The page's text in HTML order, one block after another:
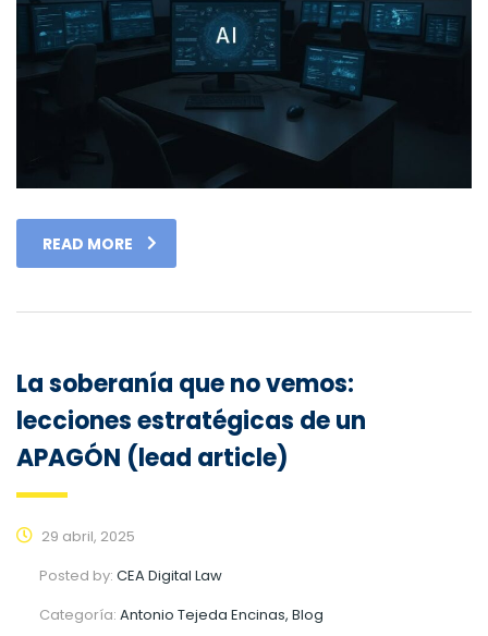
READ MORE
La soberanía que no vemos:
lecciones estratégicas de un
APAGÓN (lead article)
29 abril, 2025
Posted by: CEA Digital Law
Categoría: Antonio Tejeda Encinas, Blog